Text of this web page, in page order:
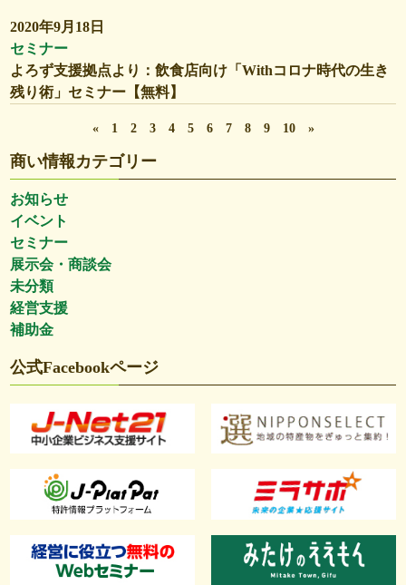
2020年9月18日
セミナー
よろず支援拠点より：飲食店向け「Withコロナ時代の生き
残り術」セミナー【無料】
« 1 2 3 4 5 6 7 8 9 10 »
商い情報カテゴリー
お知らせ
イベント
セミナー
展示会・商談会
未分類
経営支援
補助金
公式Facebookページ